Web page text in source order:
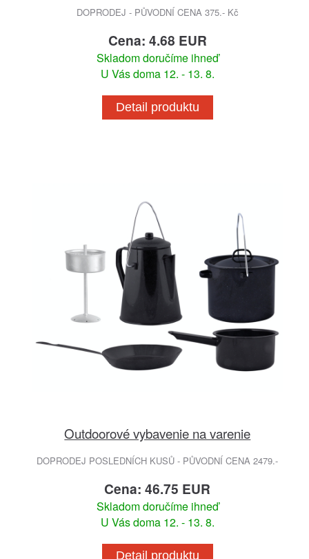
DOPRODEJ - PŮVODNÍ CENA 375.- Kč
Cena: 4.68 EUR
Skladom doručíme ihneď
U Vás doma 12. - 13. 8.
Detail produktu
Outdoorové vybavenie na varenie
DOPRODEJ POSLEDNÍCH KUSŮ - PŮVODNÍ CENA 2479.-
Cena: 46.75 EUR
Skladom doručíme ihneď
U Vás doma 12. - 13. 8.
Detail produktu